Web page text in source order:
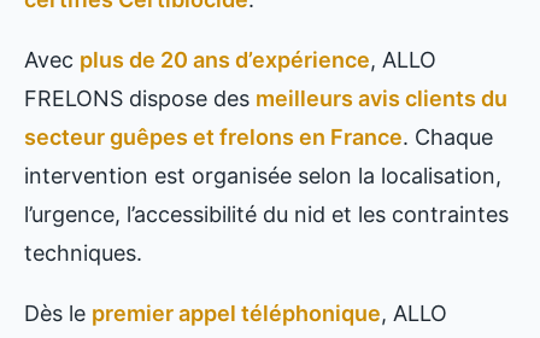
Avec plus de 20 ans d’expérience, ALLO
FRELONS dispose des meilleurs avis clients du
secteur guêpes et frelons en France. Chaque
intervention est organisée selon la localisation,
l’urgence, l’accessibilité du nid et les contraintes
techniques.
Dès le premier appel téléphonique, ALLO